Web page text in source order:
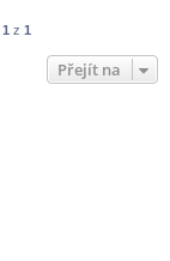
1 z 1
Přejít na